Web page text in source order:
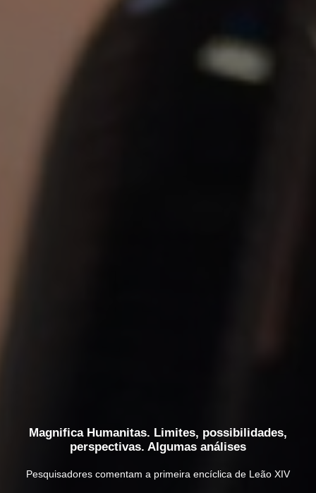
Magnifica Humanitas. Limites, possibilidades,
perspectivas. Algumas análises
Pesquisadores comentam a primeira encíclica de Leão XIV